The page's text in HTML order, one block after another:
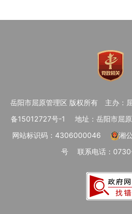
岳阳市屈原管理区 版权所有 主办：
备15012727号-1
地址：岳阳市屈
网站标识码：4306000046
湘
号
联系电话：